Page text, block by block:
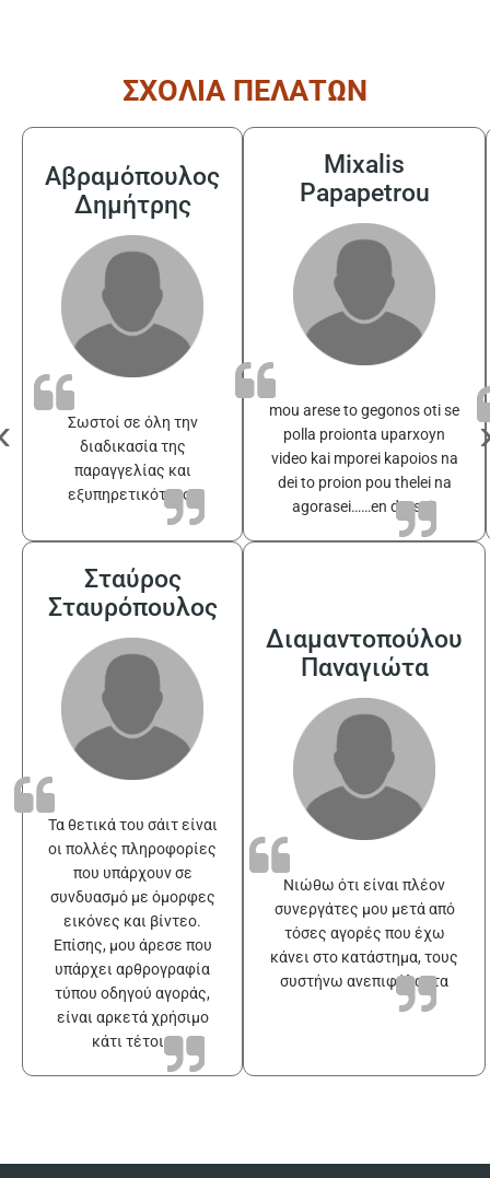
ΣΧΟΛΙΑ ΠΕΛΑΤΩΝ
Αβραμόπουλος
Δημήτρης
Σωστοί σε όλη την
διαδικασία της
παραγγελίας και
εξυπηρετικότατοι
Mixalis
Papapetrou
mou arese to gegonos oti se
polla proionta uparxoyn
video kai mporei kapoios na
dei to proion pou thelei na
agorasei……en drasei!
Σταύρος
Σταυρόπουλος
Τα θετικά του σάιτ είναι
οι πολλές πληροφορίες
που υπάρχουν σε
συνδυασμό με όμορφες
εικόνες και βίντεο.
Επίσης, μου άρεσε που
υπάρχει αρθρογραφία
τύπου οδηγού αγοράς,
είναι αρκετά χρήσιμο
κάτι τέτοιο
Διαμαντοπούλου
Παναγιώτα
Νιώθω ότι είναι πλέον
συνεργάτες μου μετά από
τόσες αγορές που έχω
κάνει στο κατάστημα, τους
συστήνω ανεπιφύλακτα